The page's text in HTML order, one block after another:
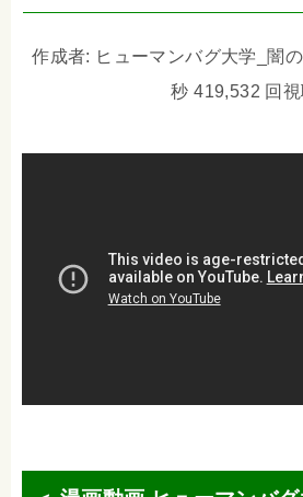
作成者: ヒューマンバグ大学_闇
秒 419,532 回